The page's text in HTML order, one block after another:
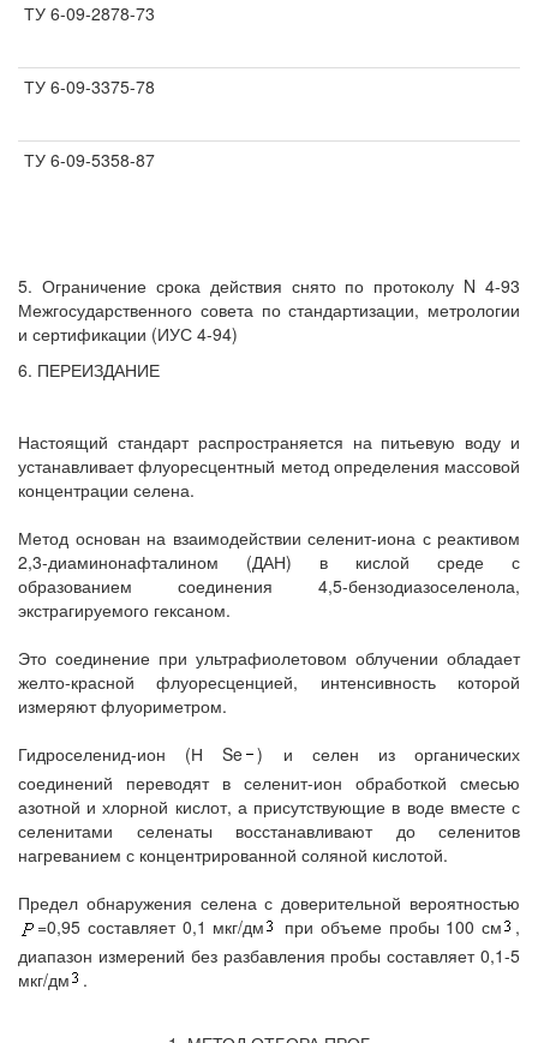
ТУ 6-09-2878-73
ТУ 6-09-3375-78
ТУ 6-09-5358-87
5. Ограничение срока действия снято по протоколу N 4-93
Межгосударственного совета по стандартизации, метрологии
и сертификации (ИУС 4-94)
6. ПЕРЕИЗДАНИЕ
Настоящий стандарт распространяется на питьевую воду и
устанавливает флуоресцентный метод определения массовой
концентрации селена.
Метод основан на взаимодействии селенит-иона с реактивом
2,3-диаминонафталином (ДАН) в кислой среде с
образованием соединения 4,5-бензодиазоселенола,
экстрагируемого гексаном.
Это соединение при ультрафиолетовом облучении обладает
желто-красной флуоресценцией, интенсивность которой
измеряют флуориметром.
Гидроселенид-ион (Н Se
) и селен из органических
соединений переводят в селенит-ион обработкой смесью
азотной и хлорной кислот, а присутствующие в воде вместе с
селенитами селенаты восстанавливают до селенитов
нагреванием с концентрированной соляной кислотой.
Предел обнаружения селена с доверительной вероятностью
=0,95 составляет 0,1 мкг/дм
при объеме пробы 100 см
,
диапазон измерений без разбавления пробы составляет 0,1-5
мкг/дм
.